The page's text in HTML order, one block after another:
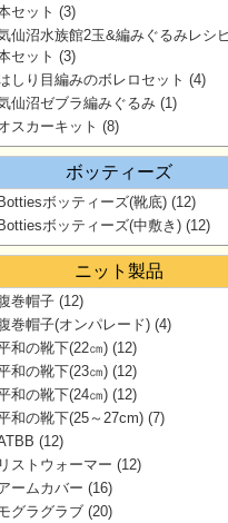
セット (3)
仙沼水族館2玉&編みぐるみレシ
セット (3)
しり目編みのボレロセット (4)
仙沼ゼブラ編みぐるみ (1)
スカーキット (8)
ボッティーズ
Bottiesボッティーズ(靴底) (12)
Bottiesボッティーズ(中敷き) (12)
ニット製品
巻帽子 (12)
巻帽子(オンパレード) (4)
和の靴下(22㎝) (12)
和の靴下(23㎝) (12)
和の靴下(24㎝) (12)
和の靴下(25～27cm) (7)
(12)
リストウォーマー (12)
ームカバー (16)
グラグラブ (20)